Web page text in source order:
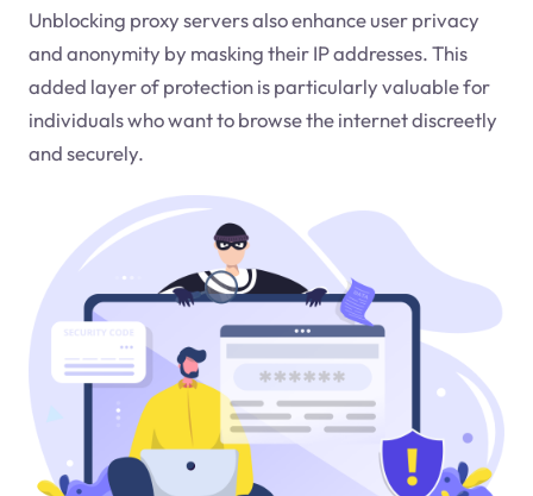
Unblocking proxy servers also enhance user privacy
and anonymity by masking their IP addresses. This
added layer of protection is particularly valuable for
individuals who want to browse the internet discreetly
and securely.